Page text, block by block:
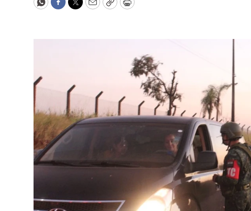
WhatsApp
Facebook
Twitter
EmailCopyPrint